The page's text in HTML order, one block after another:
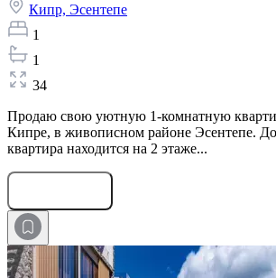
Кипр, Эсентепе
1
1
34
Продаю свою уютную 1-комнатную
Кипре, в живописном районе Эсентепе.
квартира находится на 2 этаже...